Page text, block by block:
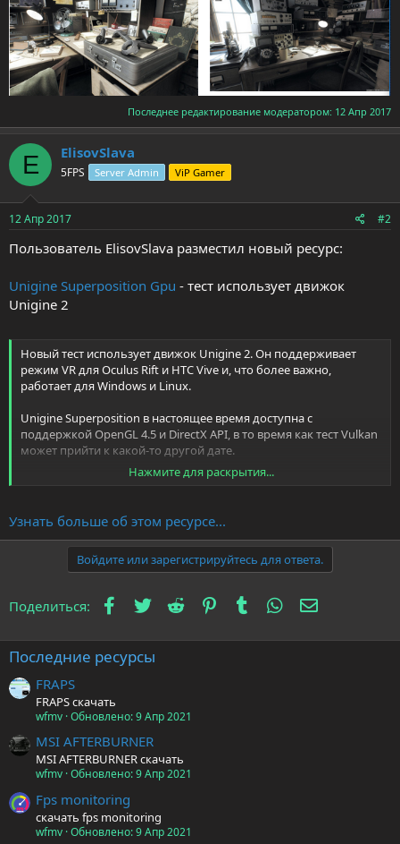
Последнее редактирование модератором: 12 Апр 2017
E ElisovSlava
5FPS Server Admin ViP Gamer
12 Апр 2017 #2
Пользователь ElisovSlava разместил новый ресурс:
Unigine Superposition Gpu - тест использует движок
Unigine 2
Новый тест использует движок Unigine 2. Он поддерживает
режим VR для Oculus Rift и HTC Vive и, что более важно,
работает для Windows и Linux.
Unigine Superposition в настоящее время доступна с
поддержкой OpenGL 4.5 и DirectX API, в то время как тест Vulkan
может прийти к какой-то другой дате.
Superposition поставляется с полным разнообразием
и высококачественными видеокартами.
Вы можете загрузить Суперпозицию как EXE-файл...
Нажмите для раскрытия...
Узнать больше об этом ресурсе...
Войдите или зарегистрируйтесь для ответа.
Поделиться: Facebook
Twitter Reddit PinterestTumblr WhatsApp
Последние ресурсы
FRAPS
FRAPS скачать
wfmv Обновлено:9 Апр 2021
MSI AFTERBURNER
MSI AFTERBURNER скачать
wfmv Обновлено:9 Апр 2021
Fps monitoring
скачать fps monitoring
wfmv Обновлено:9 Апр 2021